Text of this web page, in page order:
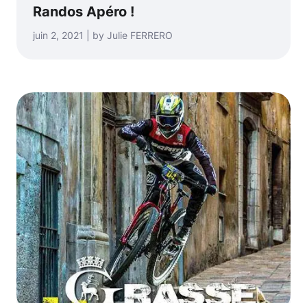
Randos Apéro !
juin 2, 2021 | by Julie FERRERO